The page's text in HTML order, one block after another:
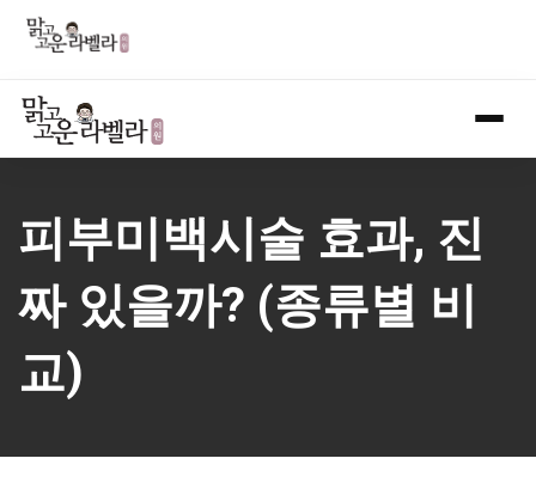
Skip
피부미백시술 효과, 진
짜 있을까? (종류별 비
교)